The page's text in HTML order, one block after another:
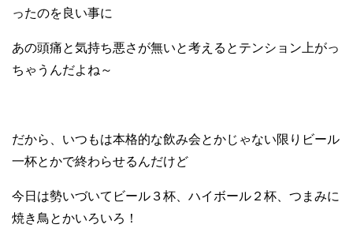
ったのを良い事に
あの頭痛と気持ち悪さが無いと考えるとテンション上がっ
ちゃうんだよね～
だから、いつもは本格的な飲み会とかじゃない限りビール
一杯とかで終わらせるんだけど
今日は勢いづいてビール３杯、ハイボール２杯、つまみに
焼き鳥とかいろいろ！